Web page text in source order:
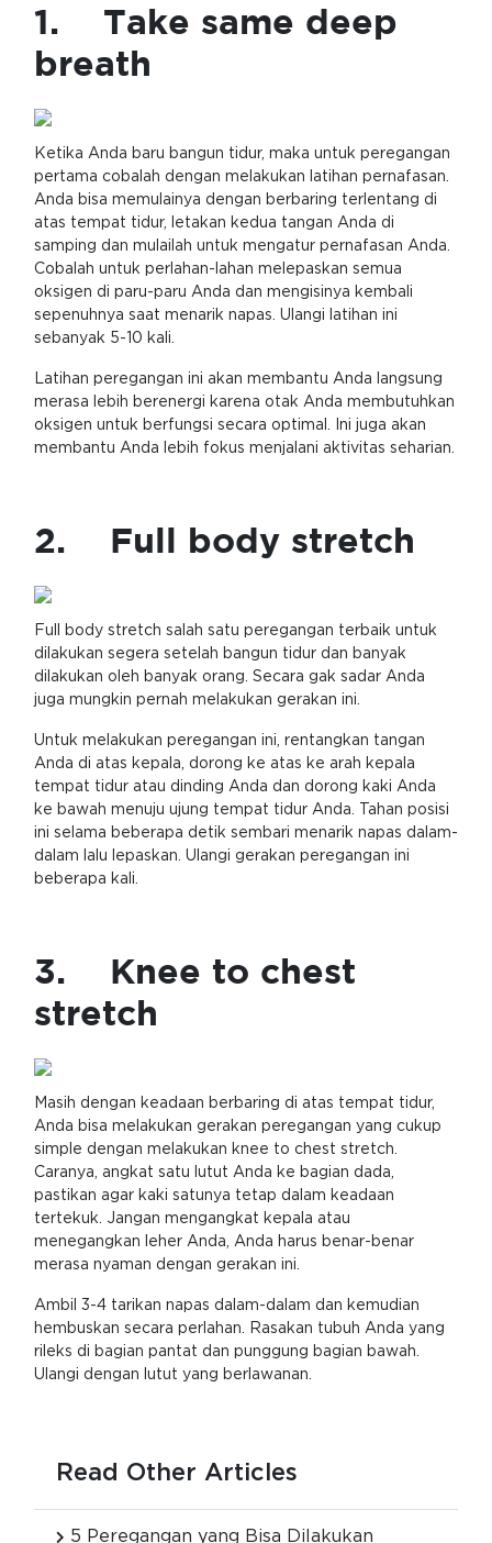
1. Take same deep
breath
Ketika Anda baru bangun tidur, maka untuk peregangan
pertama cobalah dengan melakukan latihan pernafasan.
Anda bisa memulainya dengan berbaring terlentang di
atas tempat tidur, letakan kedua tangan Anda di
samping dan mulailah untuk mengatur pernafasan Anda.
Cobalah untuk perlahan-lahan melepaskan semua
oksigen di paru-paru Anda dan mengisinya kembali
sepenuhnya saat menarik napas. Ulangi latihan ini
sebanyak 5-10 kali.
Latihan peregangan ini akan membantu Anda langsung
merasa lebih berenergi karena otak Anda membutuhkan
oksigen untuk berfungsi secara optimal. Ini juga akan
membantu Anda lebih fokus menjalani aktivitas seharian.
2. Full body stretch
Full body stretch salah satu peregangan terbaik untuk
dilakukan segera setelah bangun tidur dan banyak
dilakukan oleh banyak orang. Secara gak sadar Anda
juga mungkin pernah melakukan gerakan ini.
Untuk melakukan peregangan ini, rentangkan tangan
Anda di atas kepala, dorong ke atas ke arah kepala
tempat tidur atau dinding Anda dan dorong kaki Anda
ke bawah menuju ujung tempat tidur Anda. Tahan posisi
ini selama beberapa detik sembari menarik napas dalam-
dalam lalu lepaskan. Ulangi gerakan peregangan ini
beberapa kali.
3. Knee to chest
stretch
Masih dengan keadaan berbaring di atas tempat tidur,
Anda bisa melakukan gerakan peregangan yang cukup
simple dengan melakukan knee to chest stretch.
Caranya, angkat satu lutut Anda ke bagian dada,
pastikan agar kaki satunya tetap dalam keadaan
tertekuk. Jangan mengangkat kepala atau
menegangkan leher Anda, Anda harus benar-benar
merasa nyaman dengan gerakan ini.
Ambil 3-4 tarikan napas dalam-dalam dan kemudian
hembuskan secara perlahan. Rasakan tubuh Anda yang
rileks di bagian pantat dan punggung bagian bawah.
Ulangi dengan lutut yang berlawanan.
Read Other Articles
5 Peregangan yang Bisa Dilakukan